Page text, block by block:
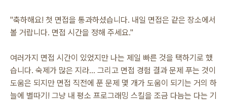
"축하해요! 첫 면접을 통과하셨습니다. 내일 면접은 같은 장소에서
볼 거랍니다. 면접 시간을 정해 주세요."
여러가지 면접 시간이 있었지만 나는 제일 빠른 것을 택하기로 했
습니다. 숙제가 많은 지라... 그리고 면접 경험 결과 문제 푸는 것이
도움은 되지만 면접 직전에 푼 문제 몇 개가 도움이 되기는 거의 하
늘에 별따기! 그냥 내 평소 프로그래밍 스킬을 조금 다늠는 다는 기